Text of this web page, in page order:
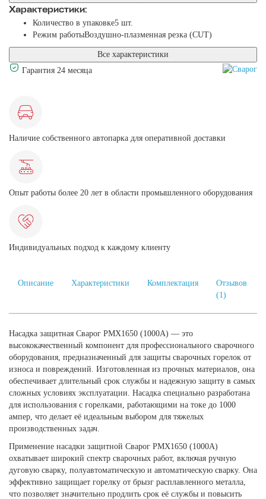
Характеристики:
Количество в упаковке5 шт.
Режим работыВоздушно-плазменная резка (CUT)
Все характеристики
Гарантия 24 месяца
Наличие собственного автопарка для оперативной доставки
Опыт работы более 20 лет в области промышленного оборудования
Индивидуальных подход к каждому клиенту
Описание Характеристики Комплектация
Отзывов
(1)
Насадка защитная Сварог PMX1650 (1000А) — это
высококачественный компонент для профессионального сварочного
оборудования, предназначенный для защиты сварочных горелок от
износа и повреждений. Изготовленная из прочных материалов, она
обеспечивает длительный срок службы и надежную защиту в самых
сложных условиях эксплуатации. Насадка специально разработана
для использования с горелками, работающими на токе до 1000
ампер, что делает её идеальным выбором для тяжелых
производственных задач.
Применение насадки защитной Сварог PMX1650 (1000А)
охватывает широкий спектр сварочных работ, включая ручную
дуговую сварку, полуавтоматическую и автоматическую сварку. Она
эффективно защищает горелку от брызг расплавленного металла,
что позволяет значительно продлить срок её службы и повысить